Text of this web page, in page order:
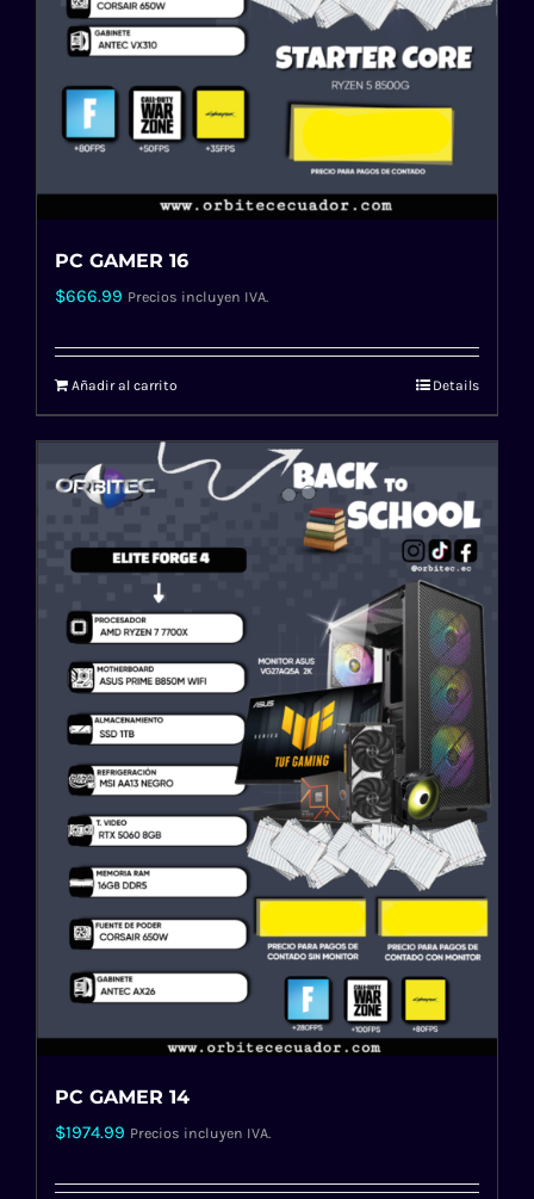
PC GAMER 16
$666.99 Precios incluyen IVA.
Añadir al carrito Details
PC GAMER 14
$1974.99 Precios incluyen IVA.